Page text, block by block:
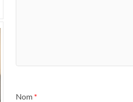
Nom *